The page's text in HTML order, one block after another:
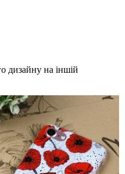
дизайну на іншій